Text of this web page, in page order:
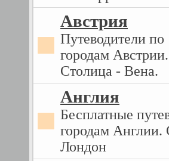
Австрия
Путеводители по
городам Австрии.
Столица - Вена.
Англия
Бесплатные
городам Англии.
Лондон